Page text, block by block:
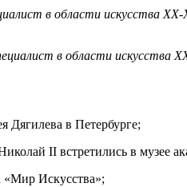
в области искусства
в области искусства
Дягилева в Петербурге;
II встретились в музее
«Мир Искусства»;